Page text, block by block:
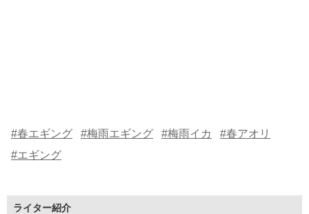
#春エギング #梅雨エギング #梅雨イカ
#春アオリ
#エギング
ライター紹介